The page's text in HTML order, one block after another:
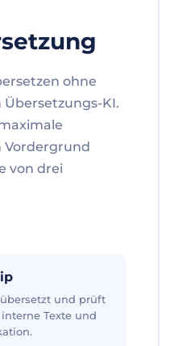
ohne
KI.
Vordergrund
von drei
und prüft
Texte und